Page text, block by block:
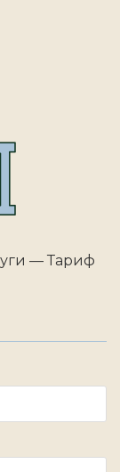
— Тариф